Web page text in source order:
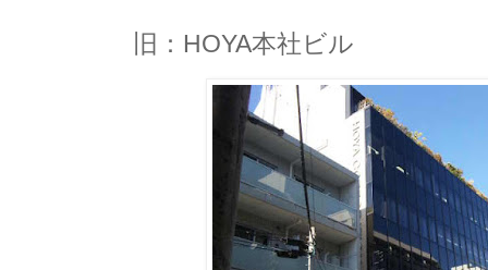
旧：HOYA本社ビル